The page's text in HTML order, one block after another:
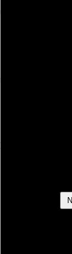
Bennett